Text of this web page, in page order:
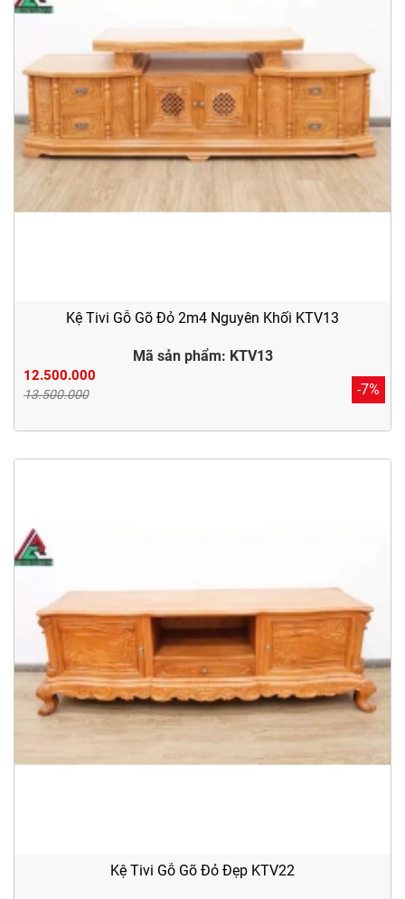
Kệ Tivi Gỗ Gõ Đỏ 2m4 Nguyên Khối KTV13
Mã sản phẩm: KTV13
12.500.000
13.500.000 -7%
Kệ Tivi Gỗ Gõ Đỏ Đẹp KTV22